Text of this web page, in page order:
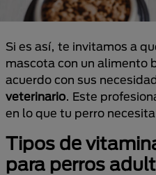
Si es así, te invitamos a
mascota con un alimento
acuerdo con sus
veterinario. Este
en lo que tu perro
Tipos de
para perros